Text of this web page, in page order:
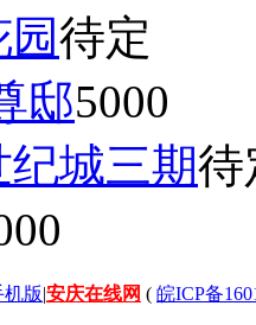
待定
邸5000
城三期待
机版|安庆在线网 ( 皖ICP备